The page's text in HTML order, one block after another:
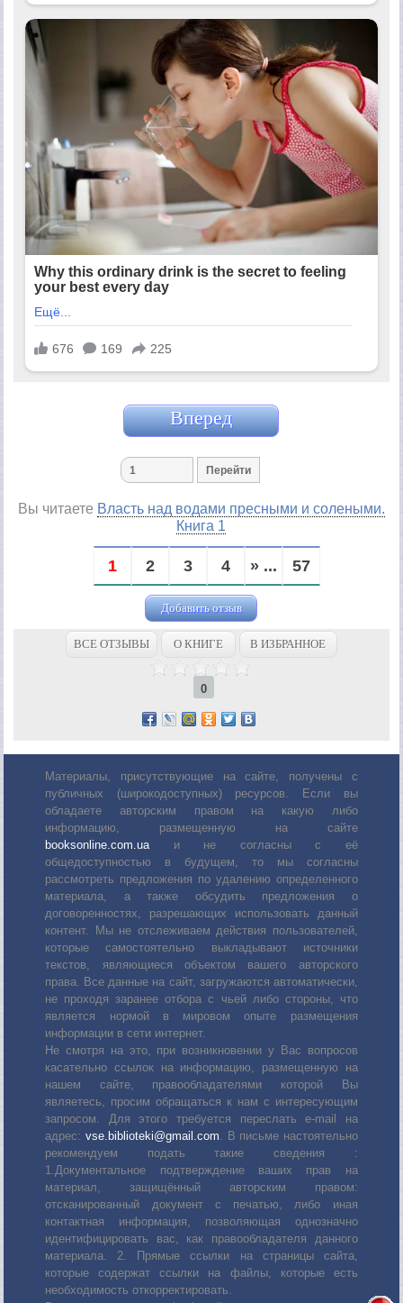
Вперед
Вы читаете Власть над водами пресными и солеными.
Книга 1
1 2 3 4 » ... 57
Добавить отзыв
ВСЕ ОТЗЫВЫ О КНИГЕ В ИЗБРАННОЕ
0
Материалы, присутствующие на сайте, получены с
публичных (широкодоступных) ресурсов. Если вы
обладаете авторским правом на какую либо
информацию, размещенную на сайте
booksonline.com.uaи не согласны с её
общедоступностью в будущем, то мы согласны
рассмотреть предложения по удалению определенного
материала, а также обсудить предложения о
договоренностях, разрешающих использовать данный
контент. Мы не отслеживаем действия пользователей,
которые самостоятельно выкладывают источники
текстов, являющиеся объектом вашего авторского
права. Все данные на сайт, загружаются автоматически,
не проходя заранее отбора с чьей либо стороны, что
является нормой в мировом опыте размещения
информации в сети интернет.
Не смотря на это, при возникновении у Вас вопросов
касательно ссылок на информацию, размещенную на
нашем сайте, правообладателями которой Вы
являетесь, просим обращаться к нам с интересующим
запросом. Для этого требуется переслать е-mail на
адрес: vse.biblioteki@gmail.com. В письме настоятельно
рекомендуем подать такие сведения :
1.Документальное подтверждение ваших прав на
материал, защищённый авторским правом:
отсканированный документ с печатью, либо иная
контактная информация, позволяющая однозначно
идентифицировать вас, как правообладателя данного
материала. 2. Прямые ссылки на страницы сайта,
которые содержат ссылки на файлы, которые есть
необходимость откорректировать.